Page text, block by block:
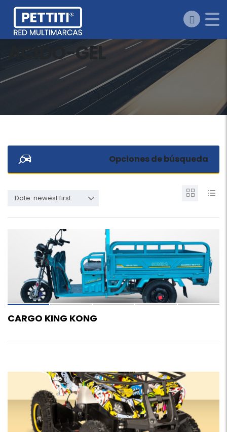
ACIDO-GEL
Opciones de búsqueda
Date: newest first
CARGO KING KONG